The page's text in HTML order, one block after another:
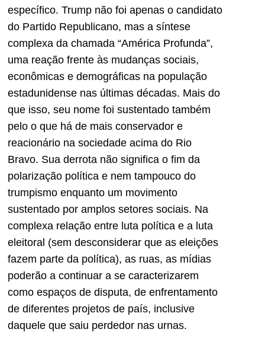
específico. Trump não foi apenas o candidato
do Partido Republicano, mas a síntese
complexa da chamada “América Profunda”,
uma reação frente às mudanças sociais,
econômicas e demográficas na população
estadunidense nas últimas décadas. Mais do
que isso, seu nome foi sustentado também
pelo o que há de mais conservador e
reacionário na sociedade acima do Rio
Bravo. Sua derrota não significa o fim da
polarização política e nem tampouco do
trumpismo enquanto um movimento
sustentado por amplos setores sociais. Na
complexa relação entre luta política e a luta
eleitoral (sem desconsiderar que as eleições
fazem parte da política), as ruas, as mídias
poderão a continuar a se caracterizarem
como espaços de disputa, de enfrentamento
de diferentes projetos de país, inclusive
daquele que saiu perdedor nas urnas.